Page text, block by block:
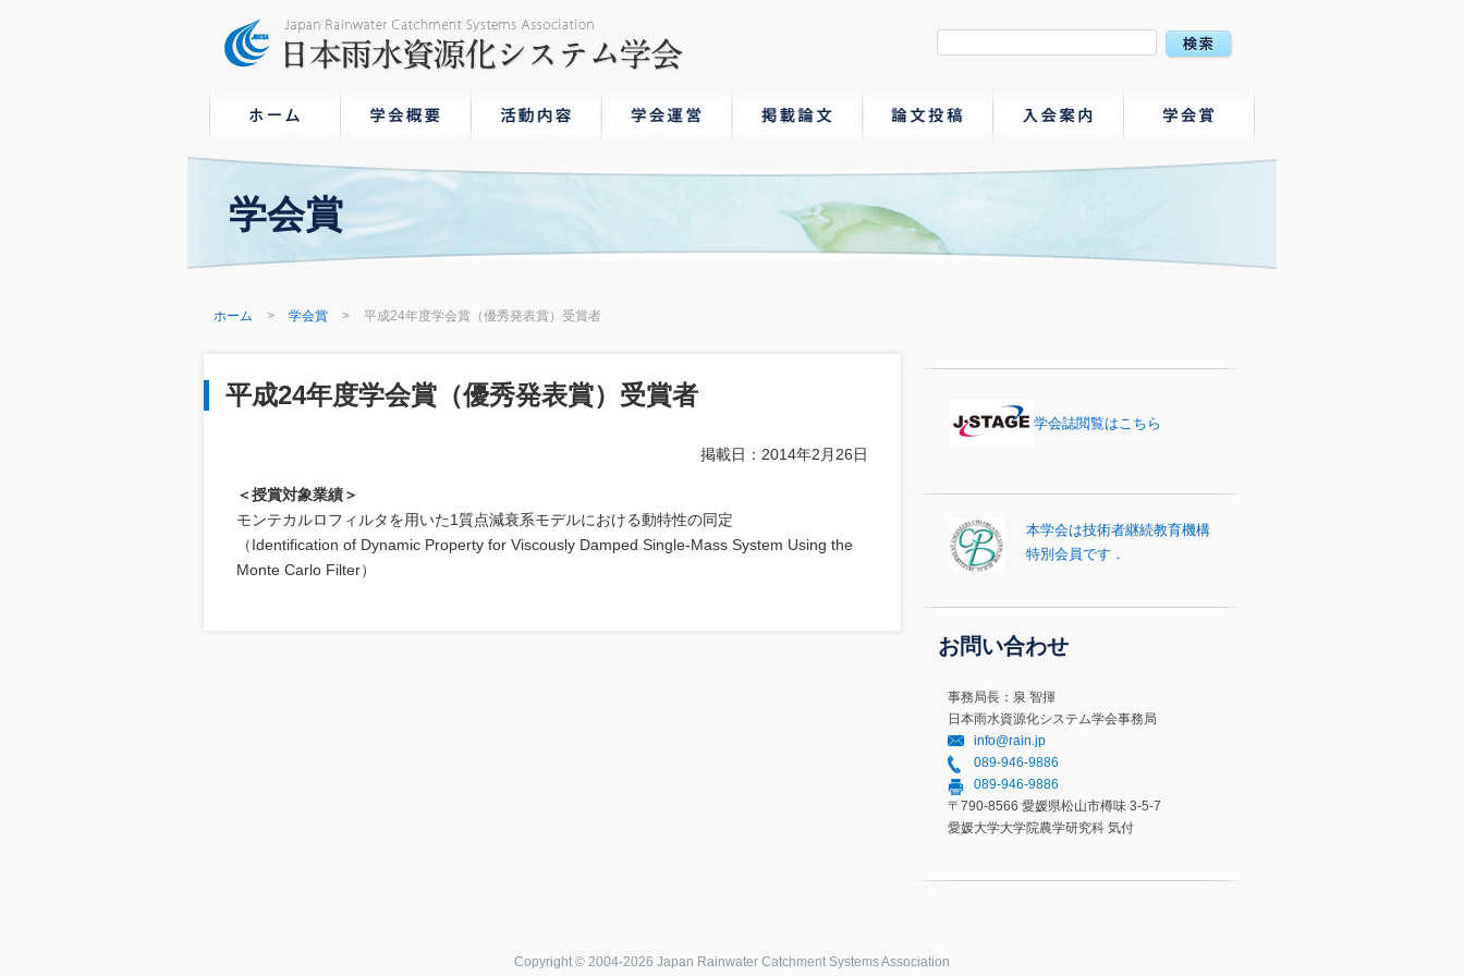
学会賞
ホーム 学会賞 平成24年度学会賞（優秀発表賞）受賞者
平成24年度学会賞（優秀発表賞）受賞者
掲載日：2014年2月26日
＜授賞対象業績＞
モンテカルロフィルタを用いた1質点減衰系モデルにおける動特性の同定
（Identification of Dynamic Property for Viscously Damped Single-Mass System Using the
Monte Carlo Filter）
学会誌閲覧はこちら
本学会は技術者継続教育機構
特別会員です．
お問い合わせ
事務局長：泉 智揮
日本雨水資源化システム学会事務局
info@rain.jp
089-946-9886
089-946-9886
〒790-8566 愛媛県松山市樽味 3-5-7
愛媛大学大学院農学研究科 気付
Copyright © 2004-2026 Japan Rainwater Catchment Systems Association